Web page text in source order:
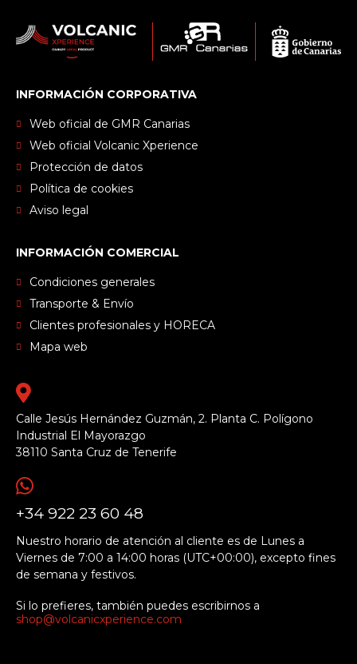
INFORMACIÓN CORPORATIVA
Web oficial de GMR Canarias
Web oficial Volcanic Xperience
Protección de datos
Política de cookies
Aviso legal
INFORMACIÓN COMERCIAL
Condiciones generales
Transporte & Envío
Clientes profesionales y HORECA
Mapa web
Calle Jesús Hernández Guzmán, 2. Planta C. Polígono
Industrial El Mayorazgo
38110 Santa Cruz de Tenerife
+34 922 23 60 48
Nuestro horario de atención al cliente es de Lunes a
Viernes de 7:00 a 14:00 horas (UTC+00:00), excepto fines
de semana y festivos.
Si lo prefieres, también puedes escribirnos a
shop@volcanicxperience.com